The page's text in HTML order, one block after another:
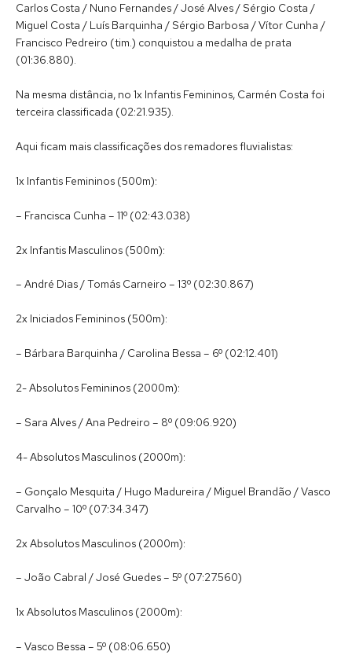
Carlos Costa / Nuno Fernandes / José Alves / Sérgio Costa /
Miguel Costa / Luís Barquinha / Sérgio Barbosa / Vítor Cunha /
Francisco Pedreiro (tim.) conquistou a medalha de prata
(01:36.880).
Na mesma distância, no 1x Infantis Femininos, Carmén Costa foi
terceira classificada (02:21.935).
Aqui ficam mais classificações dos remadores fluvialistas:
1x Infantis Femininos (500m):
– Francisca Cunha – 11º (02:43.038)
2x Infantis Masculinos (500m):
– André Dias / Tomás Carneiro – 13º (02:30.867)
2x Iniciados Femininos (500m):
– Bárbara Barquinha / Carolina Bessa – 6º (02:12.401)
2- Absolutos Femininos (2000m):
– Sara Alves / Ana Pedreiro – 8º (09:06.920)
4- Absolutos Masculinos (2000m):
– Gonçalo Mesquita / Hugo Madureira / Miguel Brandão / Vasco
Carvalho – 10º (07:34.347)
2x Absolutos Masculinos (2000m):
– João Cabral / José Guedes – 5º (07:27.560)
1x Absolutos Masculinos (2000m):
– Vasco Bessa – 5º (08:06.650)